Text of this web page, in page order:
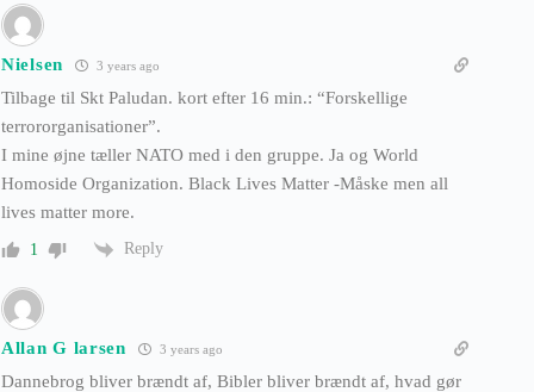
Nielsen 3 years ago
Tilbage til Skt Paludan. kort efter 16 min.: “Forskellige
terrororganisationer”.
I mine øjne tæller NATO med i den gruppe. Ja og World
Homoside Organization. Black Lives Matter -Måske men all
lives matter more.
1 Reply
Allan G larsen 3 years ago
Dannebrog bliver brændt af, Bibler bliver brændt af, hvad gør